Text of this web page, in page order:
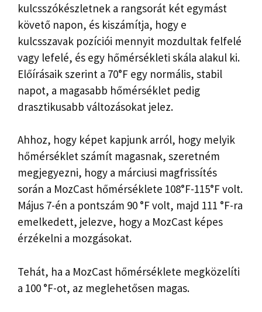
kulcsszókészletnek a rangsorát két egymást
követő napon, és kiszámítja, hogy e
kulcsszavak pozíciói mennyit mozdultak felfelé
vagy lefelé, és egy hőmérsékleti skála alakul ki.
Előírásaik szerint a 70°F egy normális, stabil
napot, a magasabb hőmérséklet pedig
drasztikusabb változásokat jelez.
Ahhoz, hogy képet kapjunk arról, hogy melyik
hőmérséklet számít magasnak, szeretném
megjegyezni, hogy a márciusi magfrissítés
során a MozCast hőmérséklete 108°F-115°F volt.
Május 7-én a pontszám 90 °F volt, majd 111 °F-ra
emelkedett, jelezve, hogy a MozCast képes
érzékelni a mozgásokat.
Tehát, ha a MozCast hőmérséklete megközelíti
a 100 °F-ot, az meglehetősen magas.